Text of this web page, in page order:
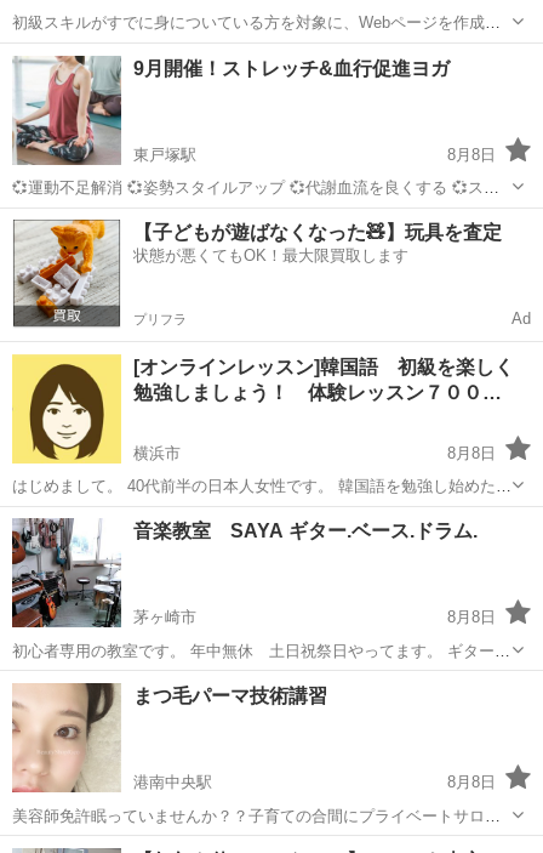
初級スキルがすでに身についている方を対象に、Webページを作成す
る際に重要なHTML4.01とCSSコードの記述スキルの上級レベルのみを
学びます。Webクリエイター能力認定試験上級の取得が目指せます。
■学習内容■ CS...
神奈川 川崎市 Webデザイナー
9月開催！ストレッチ&血行促進ヨガ
東戸塚駅
8月8日
💞運動不足解消 💞姿勢スタイルアップ 💞代謝血流を良くする 💞スト
レス軽減 💞集中力アップ 💞リラックス効果 💞睡眠の質の向上 💞便秘
解消 💞肩こり・頭痛の軽減 💞腰痛予防 💞柔軟性アップ 💞自律神経
を...
神奈川 横浜市 東戸塚駅 ヨガ マインドフルネス
【子どもが遊ばなくなった🧸】玩具を査定
状態が悪くてもOK！最大限買取します
プリフラ Ad
[オンラインレッスン]韓国語 初級を楽しく
勉強しましょう！ 体験レッスン７００…
横浜市
8月8日
はじめまして。 40代前半の日本人女性です。 韓国語を勉強し始めたば
かりの方 韓国語を勉強したいけどどのように進めていいか分からない
方 私と一緒に勉強しませんか＾＾ ↓↓レッスン詳細 https:...
神奈川 横浜市 韓国語 レッスン
音楽教室 SAYA ギター.ベース.ドラム.
茅ヶ崎市
8月8日
初心者専用の教室です。 年中無休 土日祝祭日やってます。 ギター🎸
ドラム、ベース 他にウクレレ、ボーカル教室あります。初めての方歓
迎です。 お子様から中高年の方までお気軽にお申し込みください。 毎
日11時から15時まで...
神奈川 茅ヶ崎市 音楽 音楽教室
まつ毛パーマ技術講習
港南中央駅
8月8日
美容師免許眠っていませんか？？子育ての合間にプライベートサロン
やってみたい、まつ毛パーマを極めてプライベートサロンにチャレン
神奈川 横浜市 港南中央駅 その他 パーマ